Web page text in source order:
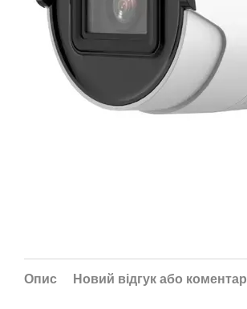
Опис Новий відгук або коментар